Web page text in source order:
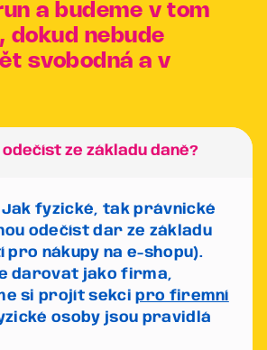
a budeme v tom
dokud nebude
svobodná a v
ze základu daně?
Jak fyzické, tak právnické
odečíst dar ze základu
pro nákupy na e-shopu).
darovat jako firma,
si projít sekcipro firemní
osoby jsou pravidlá